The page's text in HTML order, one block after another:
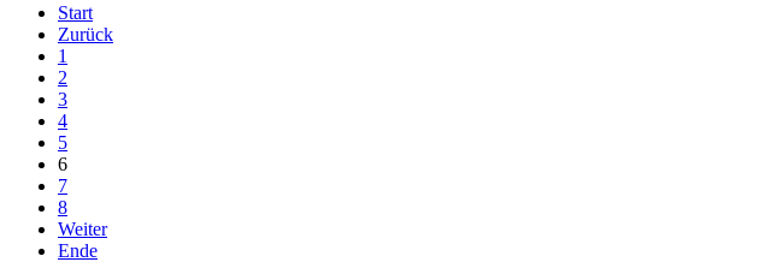
Start
Zurück
1
2
3
4
5
6
7
8
Weiter
Ende